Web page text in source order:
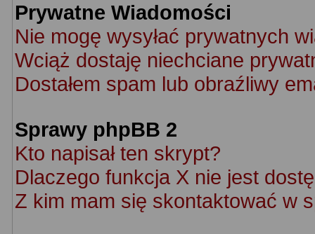
Prywatne Wiadomości
Nie mogę wysyłać prywatnych
Wciąż dostaję niechciane
Dostałem spam lub obraźliwy
Sprawy phpBB 2
Kto napisał ten skrypt?
Dlaczego funkcja X nie jest
Z kim mam się skontaktować w